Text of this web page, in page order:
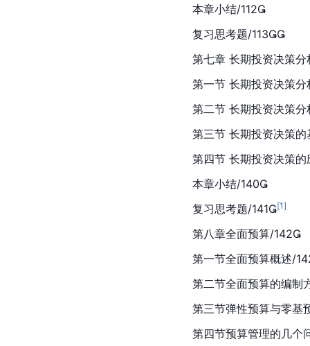
本章小结/112
复习思考题/113
第七章 长期投资决策
第一节 长期投资决策
第二节 长期投资决策
第三节 长期投资决策
第四节 长期投资决策
本章小结/140
复习思考题/141[1]
第八章全面预算/142
第一节全面预算概述/
第二节全面预算的编制
第三节弹性预算与零基
第四节预算管理的几个